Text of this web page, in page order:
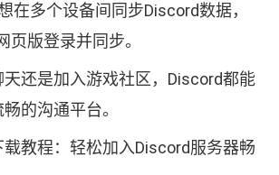
在多个设备间同步Discord数据，
页版登录并同步。
还是加入游戏社区，Discord都能
的沟通平台。